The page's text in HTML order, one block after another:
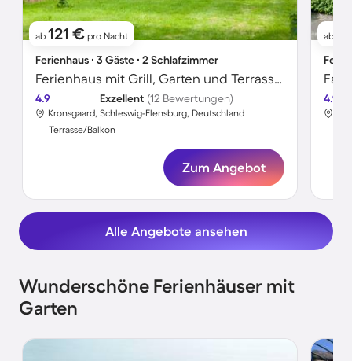
ab 121 € pro Nacht
Ferienhaus ∙ 3 Gäste ∙ 2 Schlafzimmer
Ferienhaus mit Grill, Garten und Terrasse | Gartenblick
4.9 Exzellent (12 Bewertungen)
Kronsgaard, Schleswig-Flensburg, Deutschland
Terrasse/Balkon
Zum Angebot
ab
4.9
Alle Angebote ansehen
Wunderschöne Ferienhäuser mit
Garten